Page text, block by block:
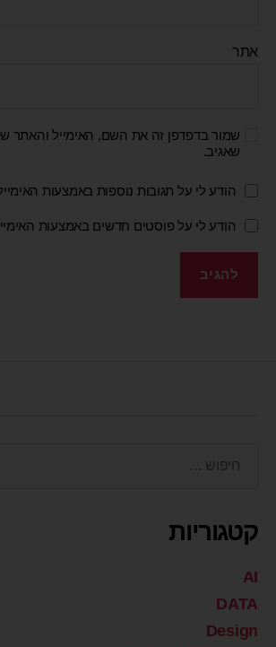
אתר
שמור בדפדפן זה את השם, האימייל והאתר
שאגיב.
הודע לי על תגובות נוספות באמצעות
הודע לי על פוסטים חדשים באמצעות
קטגוריות
AI
DATA
Design